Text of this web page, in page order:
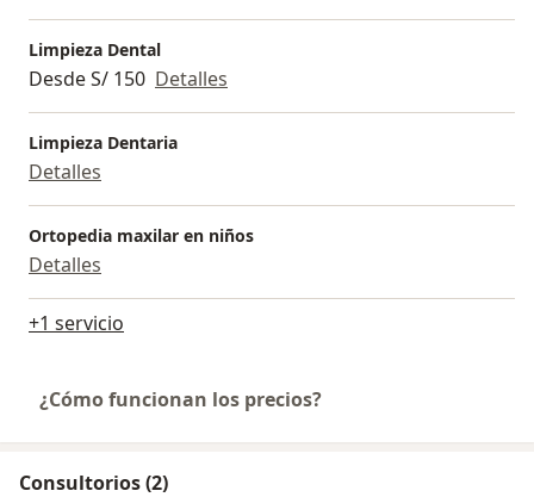
Limpieza Dental
Desde S/ 150 Detalles
Limpieza Dentaria
Detalles
Ortopedia maxilar en niños
Detalles
+1 servicio
¿Cómo funcionan los precios?
Consultorios (2)